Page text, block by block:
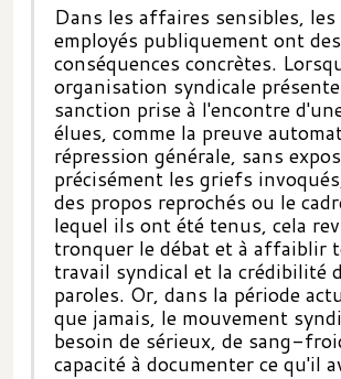
Dans les affaires sensibles,
employés publiquement ont des
conséquences concrètes.
organisation syndicale
sanction prise à l'encontre
élues, comme la preuve
répression générale, sans
précisément les griefs
des propos reprochés ou le
lequel ils ont été tenus, cela
tronquer le débat et à affaiblir
travail syndical et la crédibilité
paroles. Or, dans la période
que jamais, le mouvement
besoin de sérieux, de sang-
capacité à documenter ce qu'il